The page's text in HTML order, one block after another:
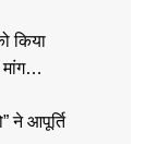
किया
मांग…
ने आपूर्ति